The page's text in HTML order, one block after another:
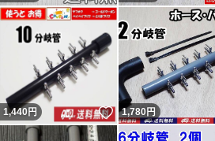
追記しているので同じではありま
方で気になる方はヤフオクからこ
さい。 結局、追跡通り問題なく届
ビの受取連絡有・ヤマトにも確認
ましたが自身の責任は感じていな
は無し。不当評価された私は被害
1,440 円 いいね！
1,780円